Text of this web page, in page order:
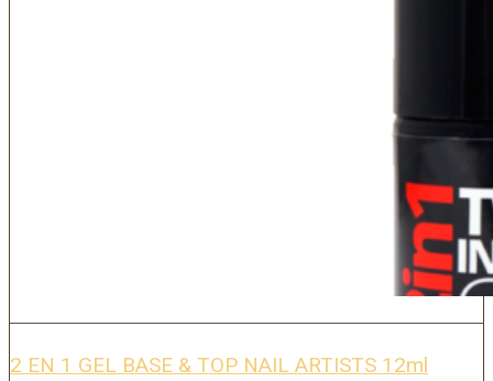
2 EN 1 GEL BASE & TOP NAIL ARTISTS 12ml